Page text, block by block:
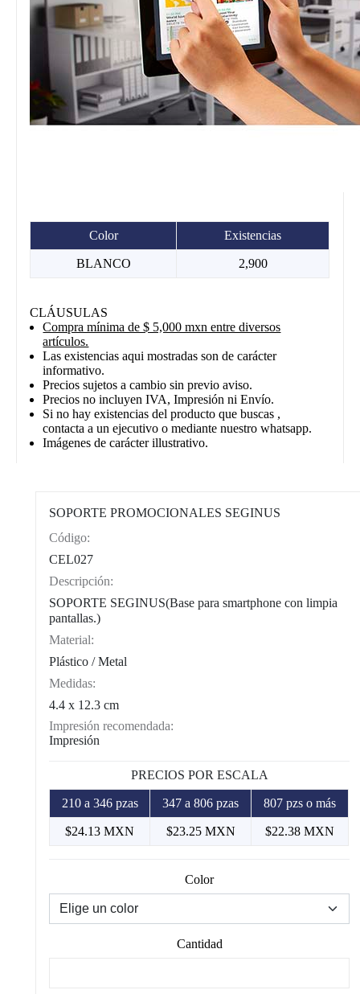
Color Existencias
BLANCO 2,900
CLÁUSULAS
Compra mínima de $ 5,000 mxn entre diversos
artículos.
Las existencias aqui mostradas son de carácter
informativo.
Precios sujetos a cambio sin previo aviso.
Precios no incluyen IVA, Impresión ni Envío.
Si no hay existencias del producto que buscas ,
contacta a un ejecutivo o mediante nuestro whatsapp.
Imágenes de carácter illustrativo.
SOPORTE PROMOCIONALES SEGINUS
Código:
CEL027
Descripción:
SOPORTE SEGINUS(Base para smartphone con limpia
pantallas.)
Material:
Plástico / Metal
Medidas:
4.4 x 12.3 cm
Impresión recomendada:
Impresión
PRECIOS POR ESCALA
210 a 346 pzas 347 a 806 pzas 807 pzs o más
$24.13 MXN $23.25 MXN $22.38 MXN
Color
Cantidad